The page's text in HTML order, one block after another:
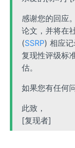
感谢您的回应
论文，并将在
(SSRP) 相应
复现性评级标
估。
如果您有任何
此致，
[复现者]